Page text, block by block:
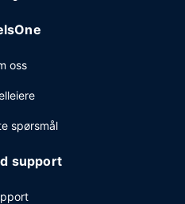
hotellet sine gjester tilbys
møterom. Gjestene tilbys
er tilgjengelig i nærheten.
oss
spørsmål
support